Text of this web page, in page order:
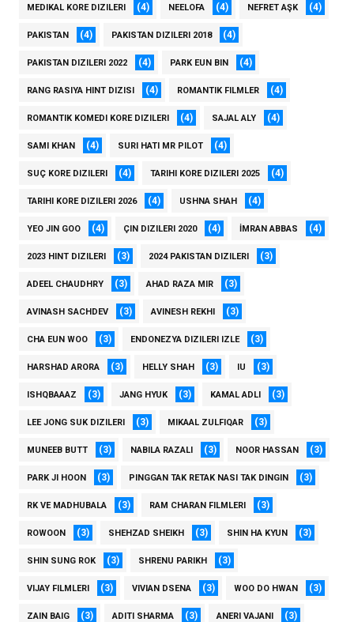
MEDIKAL KORE DIZILERI (4) NEELOFA (4) NEFRET AŞK (4)
PAKISTAN (4) PAKISTAN DIZILERI 2018 (4)
PAKISTAN DIZILERI 2022 (4) PARK EUN BIN (4)
RANG RASIYA HINT DIZISI (4) ROMANTIK FILMLER (4)
ROMANTIK KOMEDI KORE DIZILERI (4) SAJAL ALY (4)
SAMI KHAN (4) SURI HATI MR PILOT (4)
SUÇ KORE DIZILERI (4) TARIHI KORE DIZILERI 2025 (4)
TARIHI KORE DIZILERI 2026 (4) USHNA SHAH (4)
YEO JIN GOO (4) ÇIN DIZILERI 2020 (4) İMRAN ABBAS (4)
2023 HINT DIZILERI (3) 2024 PAKISTAN DIZILERI (3)
ADEEL CHAUDHRY (3) AHAD RAZA MIR (3)
AVINASH SACHDEV (3) AVINESH REKHI (3)
CHA EUN WOO (3) ENDONEZYA DIZILERI IZLE (3)
HARSHAD ARORA (3) HELLY SHAH (3) IU (3)
ISHQBAAAZ (3) JANG HYUK (3) KAMAL ADLI (3)
LEE JONG SUK DIZILERI (3) MIKAAL ZULFIQAR (3)
MUNEEB BUTT (3) NABILA RAZALI (3) NOOR HASSAN (3)
PARK JI HOON (3) PINGGAN TAK RETAK NASI TAK DINGIN (3)
RK VE MADHUBALA (3) RAM CHARAN FILMLERI (3)
ROWOON (3) SHEHZAD SHEIKH (3) SHIN HA KYUN (3)
SHIN SUNG ROK (3) SHRENU PARIKH (3)
VIJAY FILMLERI (3) VIVIAN DSENA (3) WOO DO HWAN (3)
ZAIN BAIG (3) ADITI SHARMA (3) ANERI VAJANI (3)